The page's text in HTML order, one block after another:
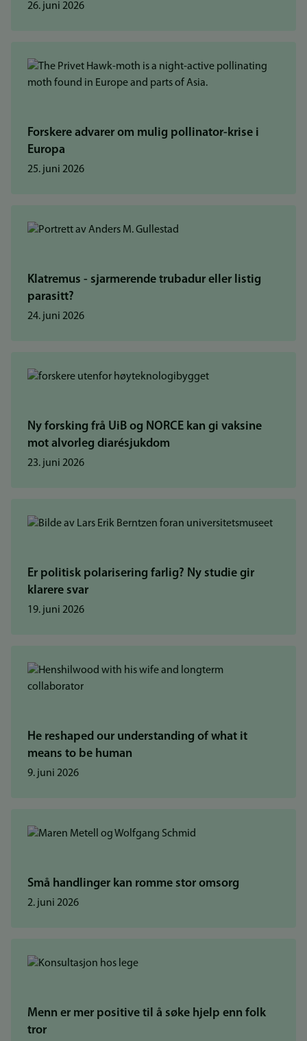
26. juni 2026
Forskere advarer om mulig pollinator-krise i
Europa
25. juni 2026
Klatremus - sjarmerende trubadur eller listig
parasitt?
24. juni 2026
Ny forsking frå UiB og NORCE kan gi vaksine
mot alvorleg diarésjukdom
23. juni 2026
Er politisk polarisering farlig? Ny studie gir
klarere svar
19. juni 2026
He reshaped our understanding of what it
means to be human
9. juni 2026
Små handlinger kan romme stor omsorg
2. juni 2026
Menn er mer positive til å søke hjelp enn folk
tror